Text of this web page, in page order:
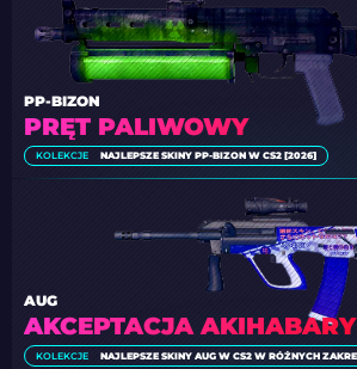
PRĘT PALIWOWY
PP-BIZON
KOLEKCJE NAJLEPSZE SKINY PP-BIZON W CS2 [2026]
AKCEPTACJA AKIHABARY
AUG
KOLEKCJE